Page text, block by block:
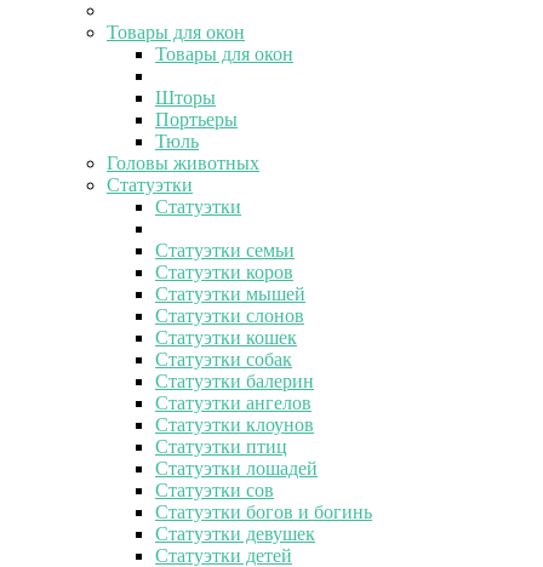
Товары для окон
Товары для окон
Шторы
Портьеры
Тюль
Головы животных
Статуэтки
Статуэтки
Статуэтки семьи
Статуэтки коров
Статуэтки мышей
Статуэтки слонов
Статуэтки кошек
Статуэтки собак
Статуэтки балерин
Статуэтки ангелов
Статуэтки клоунов
Статуэтки птиц
Статуэтки лошадей
Статуэтки сов
Статуэтки богов и богинь
Статуэтки девушек
Статуэтки детей